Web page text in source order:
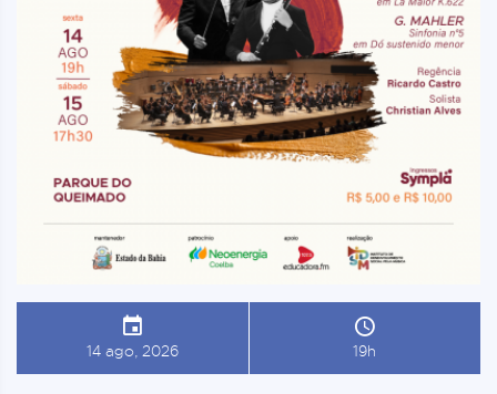
14 ago, 2026 19h